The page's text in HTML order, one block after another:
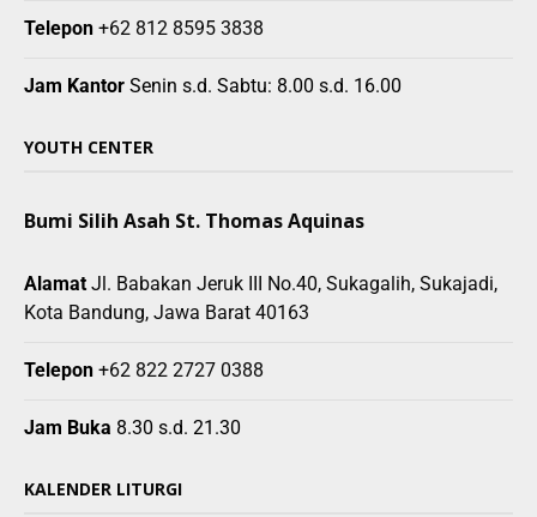
Telepon +62 812 8595 3838
Jam Kantor Senin s.d. Sabtu: 8.00 s.d. 16.00
YOUTH CENTER
Bumi Silih Asah St. Thomas Aquinas
Alamat Jl. Babakan Jeruk III No.40, Sukagalih, Sukajadi,
Kota Bandung, Jawa Barat 40163
Telepon +62 822 2727 0388
Jam Buka 8.30 s.d. 21.30
KALENDER LITURGI